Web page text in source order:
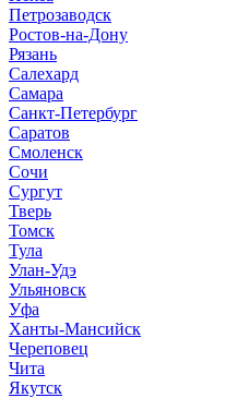
Петрозаводск
Ростов-на-Дону
Рязань
Салехард
Самара
Санкт-Петербург
Саратов
Смоленск
Сочи
Сургут
Тверь
Томск
Тула
Улан-Удэ
Ульяновск
Уфа
Ханты-Мансийск
Череповец
Чита
Якутск